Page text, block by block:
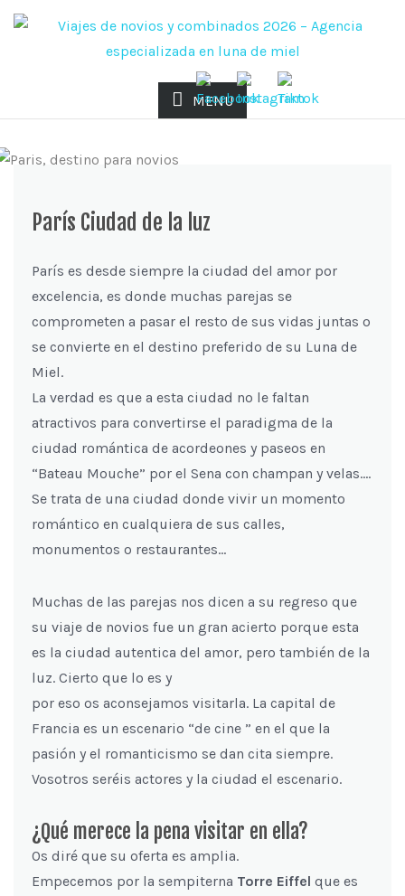
MENU
París Ciudad de la luz
París es desde siempre la ciudad del amor por
excelencia, es donde muchas parejas se
comprometen a pasar el resto de sus vidas juntas o
se convierte en el destino preferido de su Luna de
Miel.
La verdad es que a esta ciudad no le faltan
atractivos para convertirse el paradigma de la
ciudad romántica de acordeones y paseos en
“Bateau Mouche” por el Sena con champan y velas….
Se trata de una ciudad donde vivir un momento
romántico en cualquiera de sus calles,
monumentos o restaurantes…
Muchas de las parejas nos dicen a su regreso que
su viaje de novios fue un gran acierto porque esta
es la ciudad autentica del amor, pero también de la
luz. Cierto que lo es y
por eso os aconsejamos visitarla. La capital de
Francia es un escenario “de cine ” en el que la
pasión y el romanticismo se dan cita siempre.
Vosotros seréis actores y la ciudad el escenario.
¿Qué merece la pena visitar en ella?
Os diré que su oferta es amplia.
Empecemos por la sempiterna Torre Eiffel que es